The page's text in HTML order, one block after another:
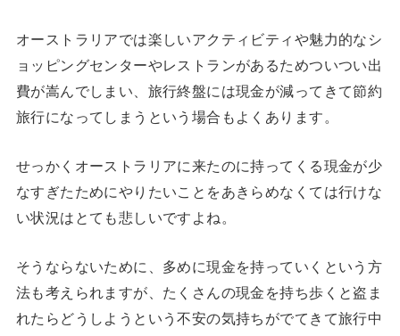
オーストラリアでは楽しいアクティビティや魅力的なシ
ョッピングセンターやレストランがあるためついつい出
費が嵩んでしまい、旅行終盤には現金が減ってきて節約
旅行になってしまうという場合もよくあります。
せっかくオーストラリアに来たのに持ってくる現金が少
なすぎたためにやりたいことをあきらめなくては行けな
い状況はとても悲しいですよね。
そうならないために、多めに現金を持っていくという方
法も考えられますが、たくさんの現金を持ち歩くと盗ま
れたらどうしようという不安の気持ちがでてきて旅行中